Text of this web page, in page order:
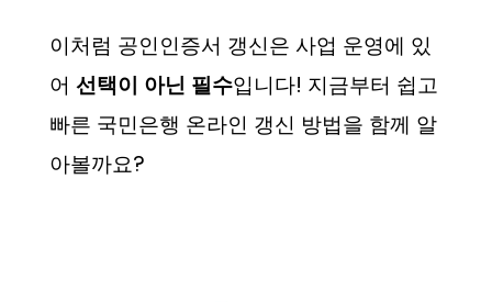
이처럼 공인인증서 갱신은 사업 운영에 있
어 선택이 아닌 필수입니다! 지금부터 쉽고
빠른 국민은행 온라인 갱신 방법을 함께 알
아볼까요?